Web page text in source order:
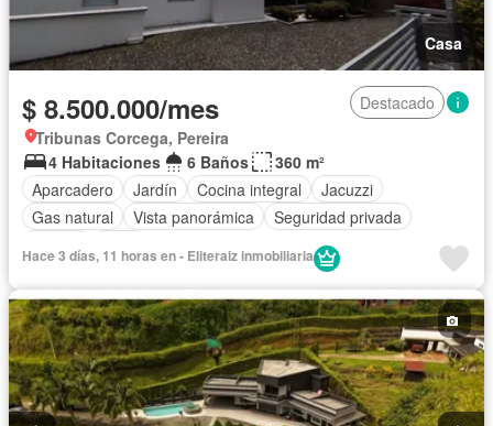
Casa
$ 8.500.000/mes
Destacado
Tribunas Corcega, Pereira
4 Habitaciones
6 Baños
360 m²
Aparcadero
Jardín Cocina integral
Jacuzzi
Gas natural
Vista panorámica
Seguridad privada
Hace 3 días, 11 horas en - Eliteraiz inmobiliaria